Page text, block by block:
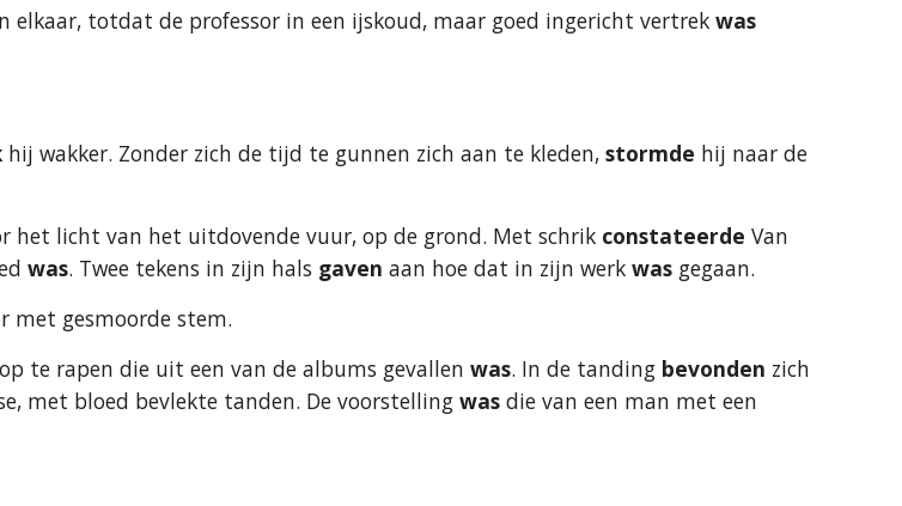
elkaar, totdat de professor in een ijskoud, maar goed ingericht vertrek was
hij wakker. Zonder zich de tijd te gunnen zich aan te kleden, stormde hij naar de
het licht van het uitdovende vuur, op de grond. Met schrik constateerde Van
was. Twee tekens in zijn hals gaven aan hoe dat in zijn werk was gegaan.
met gesmoorde stem.
te rapen die uit een van de albums gevallen was. In de tanding bevonden zich
met bloed bevlekte tanden. De voorstelling was die van een man met een